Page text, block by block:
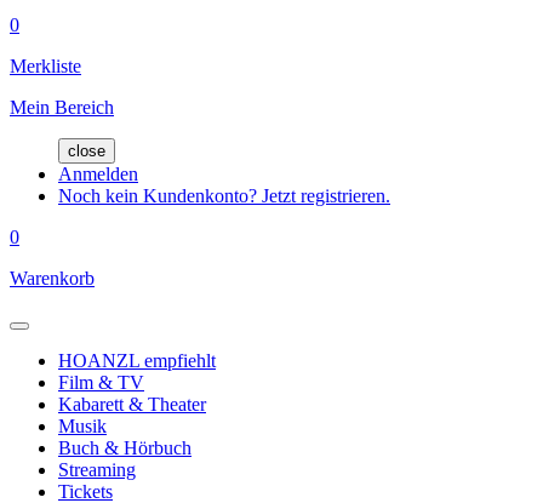
0
Merkliste
Mein Bereich
close
Anmelden
Noch kein Kundenkonto? Jetzt registrieren.
0
Warenkorb
HOANZL empfiehlt
Film & TV
Kabarett & Theater
Musik
Buch & Hörbuch
Streaming
Tickets